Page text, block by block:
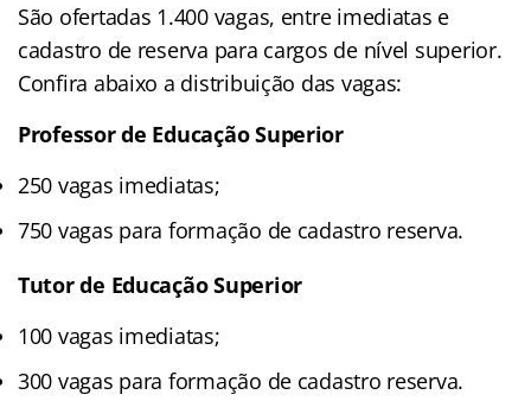
São ofertadas 1.400 vagas, entre imediatas e
cadastro de reserva para cargos de nível superior.
Confira abaixo a distribuição das vagas:
Professor de Educação Superior
250 vagas imediatas;
750 vagas para formação de cadastro reserva.
Tutor de Educação Superior
100 vagas imediatas;
300 vagas para formação de cadastro reserva.